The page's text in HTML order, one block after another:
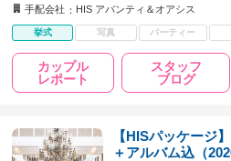
手配会社 HIS アバンティ＆オアシス
挙式 写真 パーティー
カップル
レポート
スタッフ
ブログ
【HISパッケージ
＋アルバム込（